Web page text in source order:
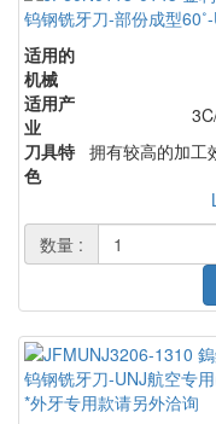
钨钢铣牙刀-部份成型
适用的
机械
适用产
业
刀具特
色
拥有较高的加工
数量 :
钨钢铣牙刀-UNJ航空专
*外牙专用款请另外洽询